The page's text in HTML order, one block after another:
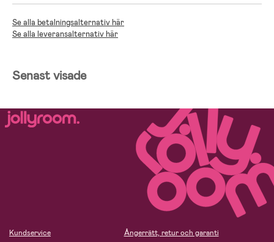
Se alla betalningsalternativ här
Se alla leveransalternativ här
Senast visade
Kundservice
Ångerrätt, retur och garanti